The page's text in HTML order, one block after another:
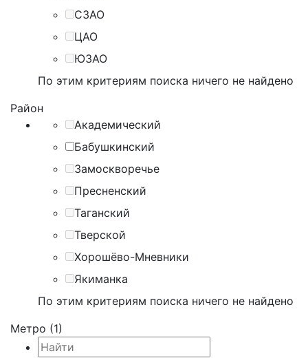
СЗАО
ЦАО
ЮЗАО
По этим критериям поиска ничего не найдено
Район
Академический
Бабушкинский
Замоскворечье
Пресненский
Таганский
Тверской
Хорошёво-Мневники
Якиманка
По этим критериям поиска ничего не найдено
Метро (1)